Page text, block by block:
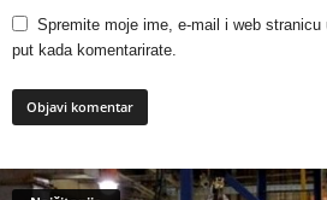
Spremite moje ime, e-mail i web
put kada komentarirate.